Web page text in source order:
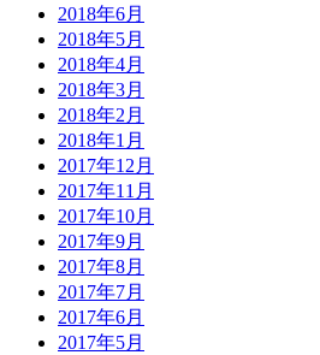
2018年6月
2018年5月
2018年4月
2018年3月
2018年2月
2018年1月
2017年12月
2017年11月
2017年10月
2017年9月
2017年8月
2017年7月
2017年6月
2017年5月